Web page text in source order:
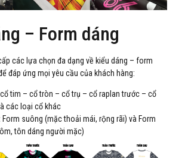
– Form dáng
các lựa chọn đa dạng về kiểu dáng – form
đáp ứng mọi yêu cầu của khách hàng:
cổ tim – cổ tròn – cổ trụ – cổ raplan trước – cổ
các loại cổ khác
Form suông (mặc thoải mái, rộng rãi) và Form
tôn dáng người mặc)